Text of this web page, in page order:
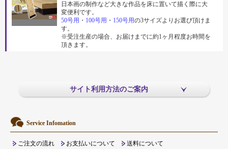
日本画の制作など大きな作品を床に置いて描く際に大
変便利です。
50号用 ・ 100号用 ・ 150号用の3サイズよりお選び頂けま
す。
※受注生産の場合、お届けまでに約1ヶ月程度お時間を
頂きます。
サイト利用方法のご案内
Service Infomation
ご注文の流れ お支払いについて
送料について